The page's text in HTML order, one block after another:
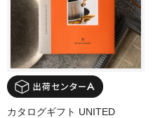
カタログギフト UNITED